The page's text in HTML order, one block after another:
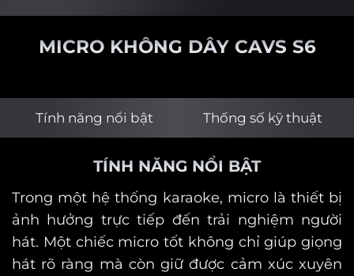
MICRO KHÔNG DÂY CAVS S6
Tính năng nổi bật Thống số kỹ thuật
TÍNH NĂNG NỔI BẬT
Trong một hệ thống karaoke, micro là thiết bị
ảnh hưởng trực tiếp đến trải nghiệm người
hát. Một chiếc micro tốt không chỉ giúp giọng
hát rõ ràng mà còn giữ được cảm xúc xuyên